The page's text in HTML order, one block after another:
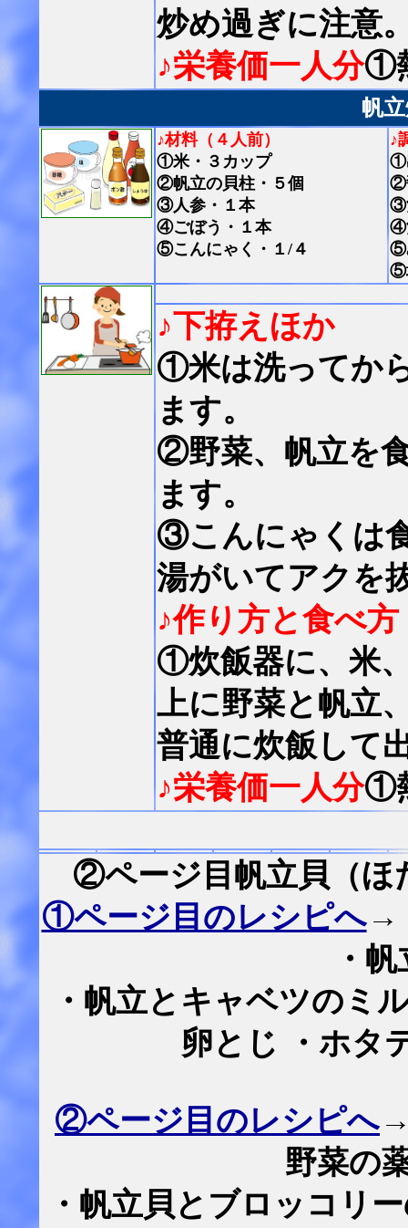
炒め過ぎに注意
♪栄養価一人分①
帆
♪材料（４人前）
①米・３カップ
②帆立の貝柱・５個
③人参・１本
④ごぼう・１本
⑤こんにゃく・１/４
♪
①
②
③
④
⑤
⑤
♪下拵えほか
①米は洗ってか
ます。
②野菜、帆立を
ます。
③こんにゃくは
湯がいてアクを
♪作り方と食べ方
①炊飯器に、米
上に野菜と帆立
普通に炊飯して
♪栄養価一人分①
②ページ目帆立貝（ほ
①ページ目のレシピへ→
・
・帆立とキャベツのミ
卵とじ ・ホタ
②ページ目のレシピへ
野菜の
・帆立貝とブロッコリ